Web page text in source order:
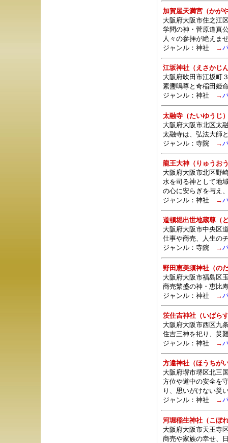
加賀屋天満宮（かが
大阪府大阪市住之江
学問の神・菅原道真
人々の参拝が絶えま
ジャンル： 神社 →
江坂神社（えさかじ
大阪府吹田市江坂町
素盞嗚尊と奇稲田姫
ジャンル： 神社 →
太融寺（たいゆうじ
大阪府大阪市北区太
太融寺は、弘法大師
ジャンル： 寺院→
龍王大神（りゅうお
大阪府大阪市北区野
水を司る神として地
の心に安らぎを与え
ジャンル： 神社 →
道頓堀出世地蔵尊（
大阪府大阪市中央区
仕事や商売、人生の
ジャンル： 寺院→
野田恵美須神社（の
大阪府大阪市福島区
商売繁盛の神・恵比
ジャンル： 神社 →
茨住吉神社（いばら
大阪府大阪市西区九
住吉三神を祀り、災
ジャンル： 神社 →
方違神社（ほうちが
大阪府堺市堺区北三
方位や道中の安全を
り、思いがけない災
ジャンル： 神社 →
河堀稲生神社（こぼ
大阪府大阪市天王寺
商売や家族の幸せ、